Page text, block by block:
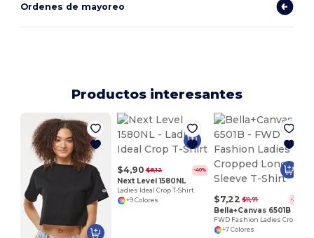
Ordenes de mayoreo
Productos interesantes
$4,90 $8,12 -40%
Next Level 1580NL
Ladies Ideal Crop T-Shirt
+9 Colores
$7,22 $11,71 -38%
Bella+Canvas 6501B
+7 Colores